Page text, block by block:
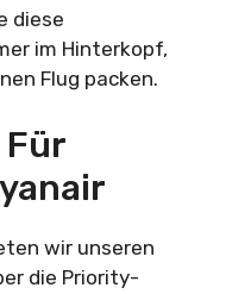
diese
im Hinterkopf,
Flug packen.
Für
wir unseren
die Priority-